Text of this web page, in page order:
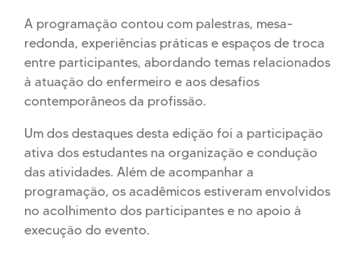
A programação contou com palestras, mesa-
redonda, experiências práticas e espaços de troca
entre participantes, abordando temas relacionados
à atuação do enfermeiro e aos desafios
contemporâneos da profissão.
Um dos destaques desta edição foi a participação
ativa dos estudantes na organização e condução
das atividades. Além de acompanhar a
programação, os acadêmicos estiveram envolvidos
no acolhimento dos participantes e no apoio à
execução do evento.